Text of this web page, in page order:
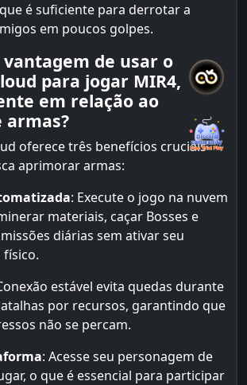
é suficiente para derrotar a
em poucos golpes.
vantagem de usar o
para jogar MIR4,
em relação ao
armas?
oferece três benefícios cruciais
aprimorar armas:
: Execute o jogo na nuvem
materiais, caçar Bosses e
diárias sem ativar seu
estável evita quedas durante
por recursos, garantindo que
não se percam.
: Acesse seu personagem de
o que é essencial para participar